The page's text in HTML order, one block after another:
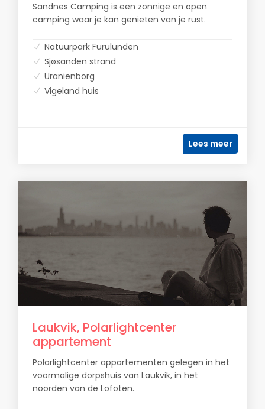
Sandnes Camping is een zonnige en open
camping waar je kan genieten van je rust.
Natuurpark Furulunden
Sjøsanden strand
Uranienborg
Vigeland huis
Lees meer
Laukvik, Polarlightcenter
appartement
Polarlightcenter appartementen gelegen in het
voormalige dorpshuis van Laukvik, in het
noorden van de Lofoten.